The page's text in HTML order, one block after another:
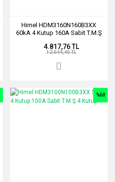
Himel HDM3160N160B3XX
60kA 4 Kutup 160A Sabit T.M.Ş
4.817,76 TL
12.044,40 TL
%60